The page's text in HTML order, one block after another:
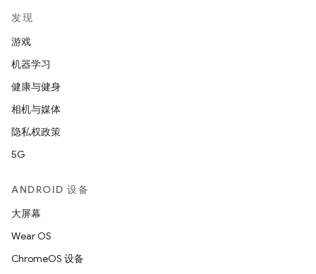
发现
游戏
机器学习
健康与健身
相机与媒体
隐私权政策
5G
ANDROID 设备
大屏幕
Wear OS
ChromeOS 设备